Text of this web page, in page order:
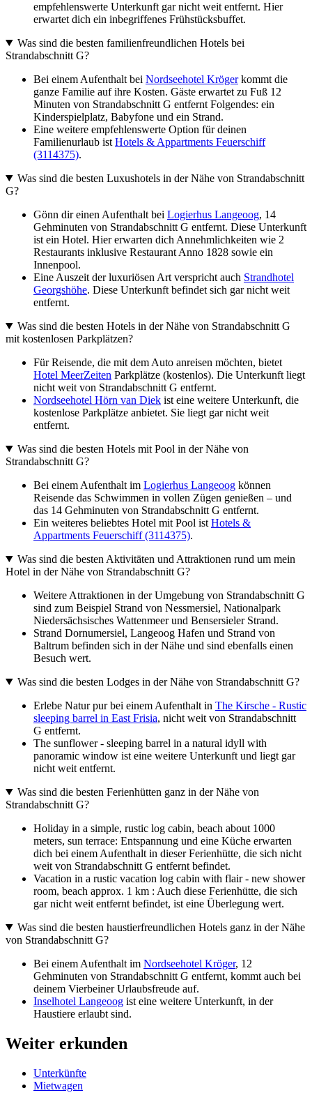
empfehlenswerte Unterkunft gar nicht weit entfernt. Hier
erwartet dich ein inbegriffenes Frühstücksbuffet.
Was sind die besten familienfreundlichen Hotels bei
Strandabschnitt G?
Bei einem Aufenthalt bei Nordseehotel Krögerkommt die
ganze Familie auf ihre Kosten. Gäste erwartet zu Fuß 12
Minuten von Strandabschnitt G entfernt Folgendes: ein
Kinderspielplatz, Babyfone und ein Strand.
Eine weitere empfehlenswerte Option für deinen
Familienurlaub ist Hotels & Appartments Feuerschiff
(3114375).
Was sind die besten Luxushotels in der Nähe von Strandabschnitt
G?
Gönn dir einen Aufenthalt bei Logierhus Langeoog, 14
Gehminuten von Strandabschnitt G entfernt. Diese Unterkunft
ist ein Hotel. Hier erwarten dich Annehmlichkeiten wie 2
Restaurants inklusive Restaurant Anno 1828 sowie ein
Innenpool.
Eine Auszeit der luxuriösen Art verspricht auch Strandhotel
Georgshöhe. Diese Unterkunft befindet sich gar nicht weit
entfernt.
Was sind die besten Hotels in der Nähe von Strandabschnitt G
mit kostenlosen Parkplätzen?
Für Reisende, die mit dem Auto anreisen möchten, bietet
Hotel MeerZeiten Parkplätze (kostenlos). Die Unterkunft liegt
nicht weit von Strandabschnitt G entfernt.
Nordseehotel Hörn van Diek ist eine weitere Unterkunft, die
kostenlose Parkplätze anbietet. Sie liegt gar nicht weit
entfernt.
Was sind die besten Hotels mit Pool in der Nähe von
Strandabschnitt G?
Bei einem Aufenthalt im Logierhus Langeoog können
Reisende das Schwimmen in vollen Zügen genießen – und
das 14 Gehminuten von Strandabschnitt G entfernt.
Ein weiteres beliebtes Hotel mit Pool ist Hotels &
Appartments Feuerschiff (3114375).
Was sind die besten Aktivitäten und Attraktionen rund um mein
Hotel in der Nähe von Strandabschnitt G?
Weitere Attraktionen in der Umgebung von Strandabschnitt G
sind zum Beispiel Strand von Nessmersiel, Nationalpark
Niedersächsisches Wattenmeer und Bensersieler Strand.
Strand Dornumersiel, Langeoog Hafen und Strand von
Baltrum befinden sich in der Nähe und sind ebenfalls einen
Besuch wert.
Was sind die besten Lodges in der Nähe von Strandabschnitt G?
Erlebe Natur pur bei einem Aufenthalt in The Kirsche - Rustic
sleeping barrel in East Frisia, nicht weit von Strandabschnitt
G entfernt.
The sunflower - sleeping barrel in a natural idyll with
panoramic window ist eine weitere Unterkunft und liegt gar
nicht weit entfernt.
Was sind die besten Ferienhütten ganz in der Nähe von
Strandabschnitt G?
Holiday in a simple, rustic log cabin, beach about 1000
meters, sun terrace: Entspannung und eine Küche erwarten
dich bei einem Aufenthalt in dieser Ferienhütte, die sich nicht
weit von Strandabschnitt G entfernt befindet.
Vacation in a rustic vacation log cabin with flair - new shower
room, beach approx. 1 km : Auch diese Ferienhütte, die sich
gar nicht weit entfernt befindet, ist eine Überlegung wert.
Was sind die besten haustierfreundlichen Hotels ganz in der Nähe
von Strandabschnitt G?
Bei einem Aufenthalt im Nordseehotel Kröger, 12
Gehminuten von Strandabschnitt G entfernt, kommt auch bei
deinem Vierbeiner Urlaubsfreude auf.
Inselhotel Langeoog ist eine weitere Unterkunft, in der
Haustiere erlaubt sind.
Weiter erkunden
Unterkünfte
Mietwagen